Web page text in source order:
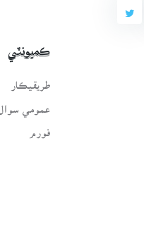
ڪميونٽي
طريقيڪار
عمومي سوال
فورم